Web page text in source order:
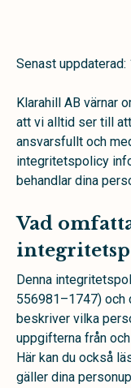
Senast
Klarahill AB värnar
att vi alltid ser till
ansvarsfullt och
integritetspolicy
behandlar dina
Vad
Denna
556981–1747)
beskriver vilka
uppgifterna från
Här kan du också
gäller dina